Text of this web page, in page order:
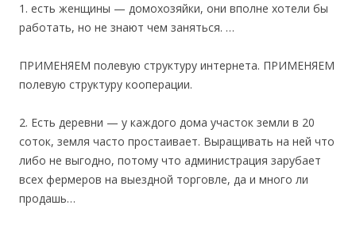
1. есть женщины — домохозяйки, они вполне хотели бы
работать, но не знают чем заняться. …
ПРИМЕНЯЕМ полевую структуру интернета. ПРИМЕНЯЕМ
полевую структуру кооперации.
2. Есть деревни — у каждого дома участок земли в 20
соток, земля часто простаивает. Выращивать на ней что
либо не выгодно, потому что администрация зарубает
всех фермеров на выездной торговле, да и много ли
продашь…